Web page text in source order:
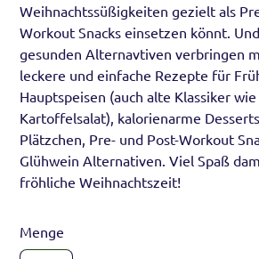
Weihnachtssüßigkeiten gezielt als
Workout Snacks einsetzen könnt.
gesunden Alternavtiven verbringen
leckere und einfache Rezepte für
Hauptspeisen (auch alte Klassiker
Kartoffelsalat), kalorienarme
Plätzchen, Pre- und Post-Workout
Glühwein Alternativen. Viel Spaß
fröhliche Weihnachtszeit!
Menge